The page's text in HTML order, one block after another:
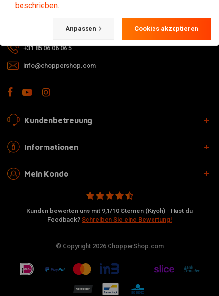
Gotenburgweg 46a, 9723 TM Groningen (The Netherlands)
+31 85 06 06 06 5
info@choppershop.com
Kundenbetreuung
Informationen
Mein Kondo
Kunden bewerten uns mit 9,1/10 Sternen (Kiyoh) - Hast du
Feedback? Schreiben Sie eine Bewertung!
© Copyright 2026 ChopperShop.com
beschrieben.
Anpassen Cookies akzeptieren